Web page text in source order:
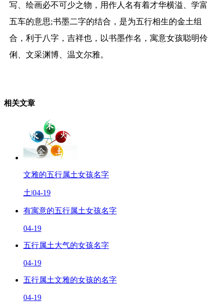
写、绘画必不可少之物，用作人名有着才华横溢、学富
五车的意思;书墨二字的结合，是为五行相生的金土组
合，利于八字，吉祥也，以书墨作名，寓意女孩聪明伶
俐、文采渊博、温文尔雅。
相关文章
文雅的五行属土女孩名字
土|04-19
有寓意的五行属土女孩名字
04-19
五行属土大气的女孩名字
04-19
五行属土文雅的女孩的名字
04-19